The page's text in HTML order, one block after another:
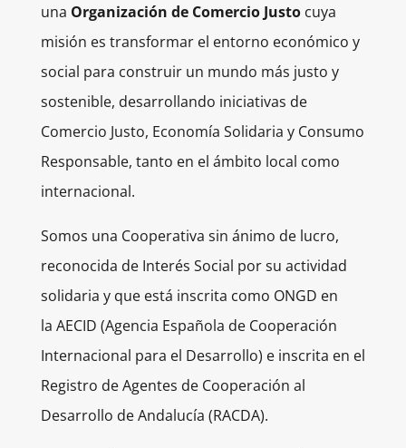
una Organización de Comercio Justocuya
misión es transformar el entorno económico y
social para construir un mundo más justo y
sostenible, desarrollando iniciativas de
Comercio Justo, Economía Solidaria y Consumo
Responsable, tanto en el ámbito local como
internacional.
Somos una Cooperativa sin ánimo de lucro,
reconocida de Interés Social por su actividad
solidaria y que está inscrita como ONGD en
la AECID (Agencia Española de Cooperación
Internacional para el Desarrollo) e inscrita en el
Registro de Agentes de Cooperación al
Desarrollo de Andalucía (RACDA).